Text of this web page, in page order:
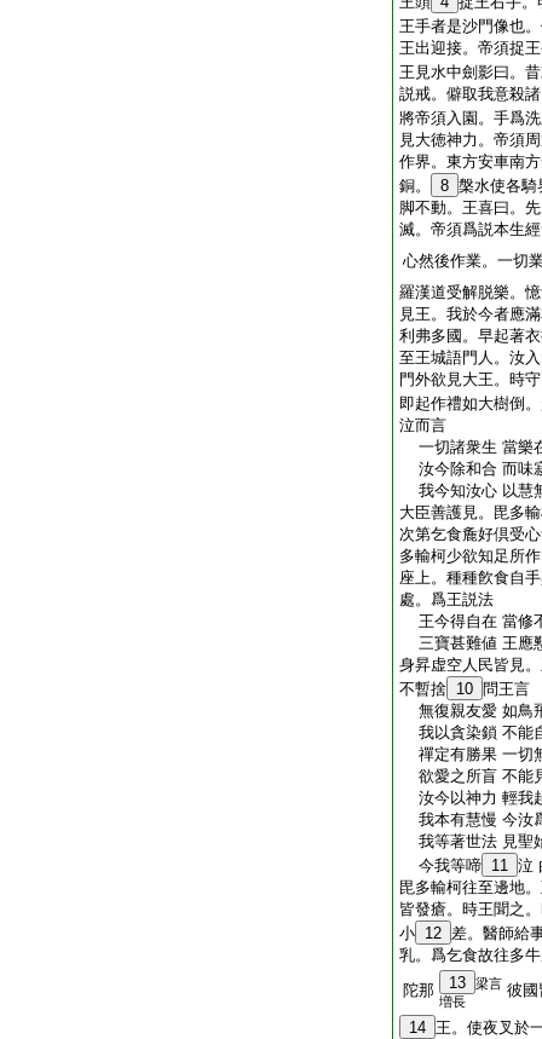
王手者是沙門像也
王出迎接。帝須捉
王見水中劍影曰。
説戒。僻取我意殺
將帝須入園。手爲
見大徳神力。帝須
作界。東方安車南
銅。
8 槃水使各騎
脚不動。王喜曰。
滅。帝須爲説本生
心然後作業。一切
羅漢道受解脱樂。
見王。我於今者應
利弗多國。早起著
至王城語門人。汝
門外欲見大王。時
即起作禮如大樹倒
泣而言
一切諸衆生 當樂
汝今除和合 而味
我今知汝心 以慧
大臣善護見。毘多
次第乞食麁好倶受
多輸柯少欲知足所
座上。種種飮食自
處。爲王説法
王今得自在 當修
三寶甚難値 王應
身昇虚空人民皆見
不暫捨 10 問王言
無復親友愛 如鳥
我以貪染鎖 不能
禪定有勝果 一切
欲愛之所盲 不能
汝今以神力 輕我
我本有慧慢 今汝
我等著世法 見聖
今我等啼 11 泣
毘多輸柯往至邊地
皆發瘡。時王聞之
小 12 差。醫師給
乳。爲乞食故往多
陀那
13
梁言
増長
彼國
14 王。使夜叉於